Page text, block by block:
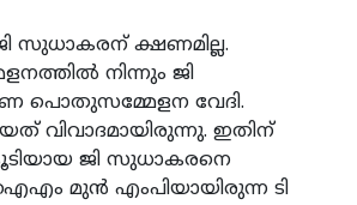
സുധാകരന് ക്ഷണമില്ല.
നിന്നും ജി
പൊതുസമ്മേളന വേദി.
വിവാദമായിരുന്നു. ഇതിന്
ജി സുധാകരനെ
മുന്‍ എംപിയായിരുന്ന ടി